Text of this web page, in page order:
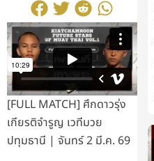
[FULL MATCH] ศึกดาวรุ่ง
เกียรติจำรูญ เวทีมวย
ปทุมธานี | จันทร์ 2 มี.ค. 69